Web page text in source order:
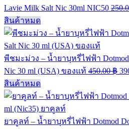
Lavie Milk Salt Nic 30ml NIC50
สินค้าหมด
พีชมะม่วง – น้ำยาบุหรี่ไฟฟ้า Dotmod
Nic 30 ml (USA) ของแท้ 450.00฿
สินค้าหมด
ยาคูลท์ – น้ำยาบุหรี่ไฟฟ้า Dotmod